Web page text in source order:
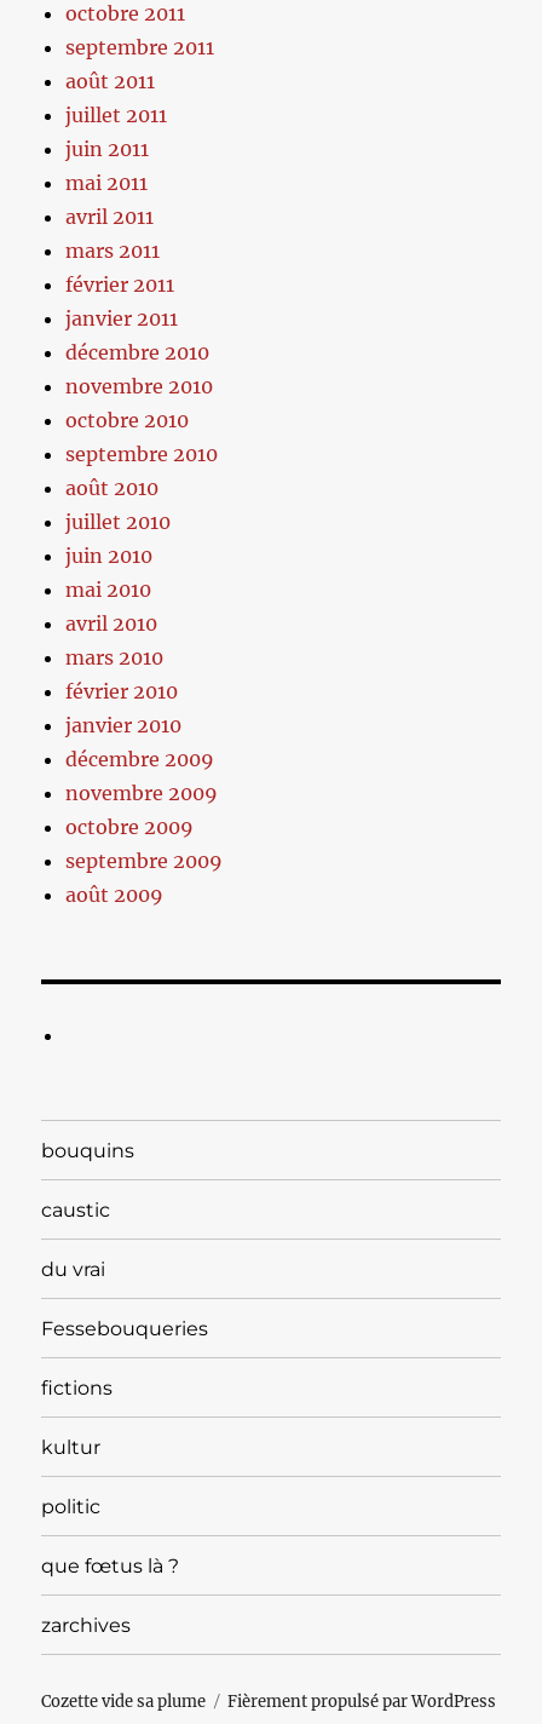
octobre 2011
septembre 2011
août 2011
juillet 2011
juin 2011
mai 2011
avril 2011
mars 2011
février 2011
janvier 2011
décembre 2010
novembre 2010
octobre 2010
septembre 2010
août 2010
juillet 2010
juin 2010
mai 2010
avril 2010
mars 2010
février 2010
janvier 2010
décembre 2009
novembre 2009
octobre 2009
septembre 2009
août 2009
bouquins
caustic
du vrai
Fessebouqueries
fictions
kultur
politic
que fœtus là ?
zarchives
Cozette vide sa plume Fièrement propulsé par WordPress